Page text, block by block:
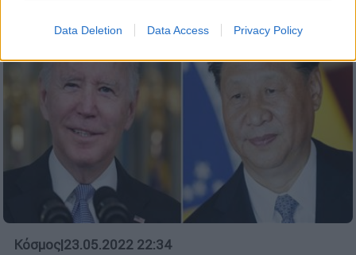
Data Deletion Data Access Privacy Policy
Κόσμος|23.05.2022 22:34